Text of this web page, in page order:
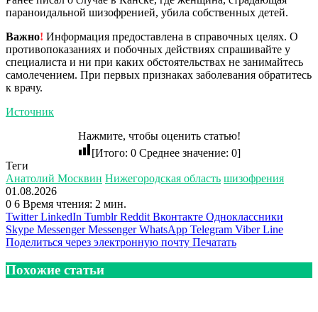
параноидальной шизофренией, убила собственных детей.
Важно! Информация предоставлена в справочных целях. О
противопоказаниях и побочных действиях спрашивайте у
специалиста и ни при каких обстоятельствах не занимайтесь
самолечением. При первых признаках заболевания обратитесь
к врачу.
Источник
Нажмите, чтобы оценить статью!
[Итого: 0 Среднее значение: 0]
Теги
Анатолий Москвин Нижегородская область шизофрения
01.08.2026
0 6 Время чтения: 2 мин.
Twitter LinkedIn Tumblr Reddit Вконтакте Одноклассники
Skype Messenger Messenger WhatsApp Telegram Viber Line
Поделиться через электронную почту Печатать
Похожие статьи